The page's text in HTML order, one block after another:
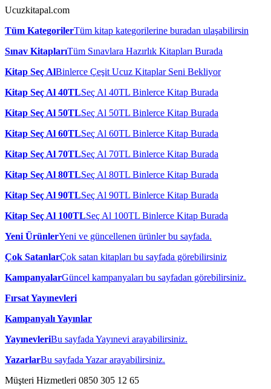
Ucuzkitapal.com
Tüm KategorilerTüm kitap kategorilerine buradan ulaşabilirsin
Sınav KitaplarıTüm Sınavlara Hazırlık Kitapları Burada
Kitap Seç AlBinlerce Çeşit Ucuz Kitaplar Seni Bekliyor
Kitap Seç Al 40TLSeç Al 40TL Binlerce Kitap Burada
Kitap Seç Al 50TLSeç Al 50TL Binlerce Kitap Burada
Kitap Seç Al 60TLSeç Al 60TL Binlerce Kitap Burada
Kitap Seç Al 70TLSeç Al 70TL Binlerce Kitap Burada
Kitap Seç Al 80TLSeç Al 80TL Binlerce Kitap Burada
Kitap Seç Al 90TLSeç Al 90TL Binlerce Kitap Burada
Kitap Seç Al 100TLSeç Al 100TL Binlerce Kitap Burada
Yeni ÜrünlerYeni ve güncellenen ürünler bu sayfada.
Çok SatanlarÇok satan kitapları bu sayfada görebilirsiniz
KampanyalarGüncel kampanyaları bu sayfadan görebilirsiniz.
Fırsat Yayınevleri
Kampanyalı Yayınlar
YayınevleriBu sayfada Yayınevi arayabilirsiniz.
YazarlarBu sayfada Yazar arayabilirsiniz.
Müşteri Hizmetleri 0850 305 12 65